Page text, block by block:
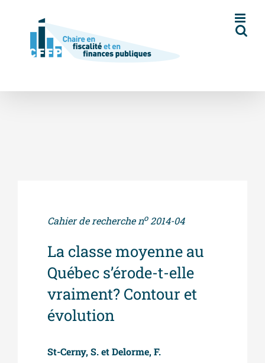
Cahier de recherche no2014-04
La classe moyenne au
Québec s’érode-t-elle
vraiment? Contour et
évolution
St-Cerny, S. et Delorme, F.